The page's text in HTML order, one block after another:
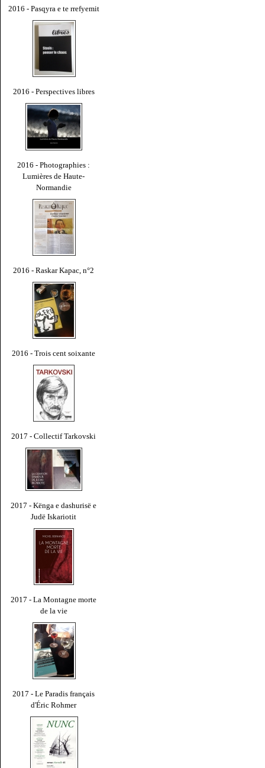
2016 - Pasqyra e te rrefyemit
2016 - Perspectives libres
2016 - Photographies :
Lumières de Haute-
Normandie
2016 - Raskar Kapac, n°2
2016 - Trois cent soixante
2017 - Collectif Tarkovski
2017 - Kënga e dashurisë e
Judë Iskariotit
2017 - La Montagne morte
de la vie
2017 - Le Paradis français
d'Éric Rohmer